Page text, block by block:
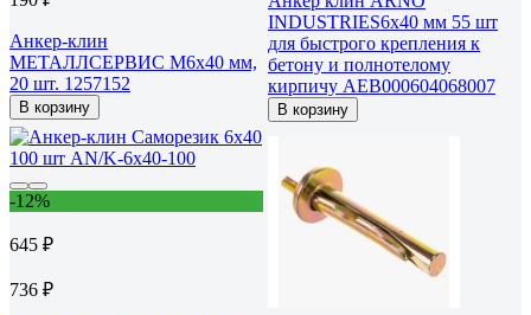
Анкер-клин
МЕТАЛЛСЕРВИС М6x40 мм,
20 шт. 1257152
В корзину
INDUSTRIES6х40 мм 55 шт
для быстрого крепления к
бетону и полнотелому
кирпичу AEB000604068007
В корзину
-12%
645 ₽
736 ₽